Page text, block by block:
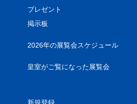
プレゼント
掲示板
2026年の展覧会スケジュール
皇室がご覧になった展覧会